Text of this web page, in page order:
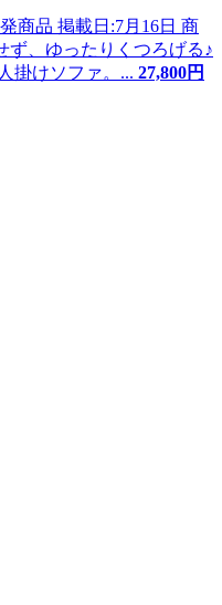
商品 掲載日:7月16日 商
ず、ゆったりくつろげる♪
掛けソファ。... 27,800円